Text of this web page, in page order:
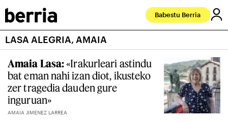
Babestu Berria
LASA ALEGRIA, AMAIA
Amaia Lasa:«Irakurleari astindu
bat eman nahi izan diot, ikusteko
zer tragedia dauden gure
inguruan»
AMAIA JIMENEZ LARREA